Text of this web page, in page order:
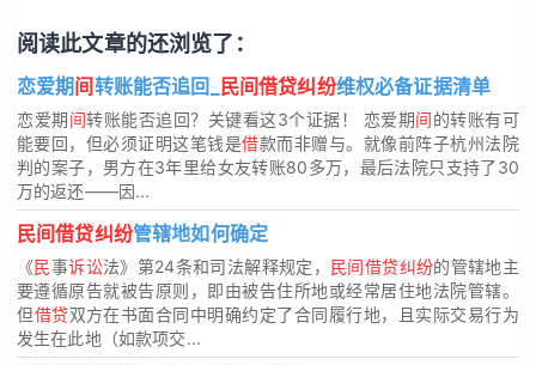
阅读此文章的还浏览了：
恋爱期间转账能否追回_ 民间借贷纠纷维权必备证据清单
恋爱期间转账能否追回？关键看这3个证据！ 恋爱期间的转账有可
能要回，但必须证明这笔钱是借款而非赠与。就像前阵子杭州法院
判的案子，男方在3年里给女友转账80多万，最后法院只支持了30
万的返还——因...
民间借贷纠纷管辖地如何确定
《民事诉讼法》第24条和司法解释规定， 民间借贷纠纷的管辖地主
要遵循原告就被告原则，即由被告住所地或经常居住地法院管辖。
但借贷双方在书面合同中明确约定了合同履行地，且实际交易行为
发生在此地（如款项交...